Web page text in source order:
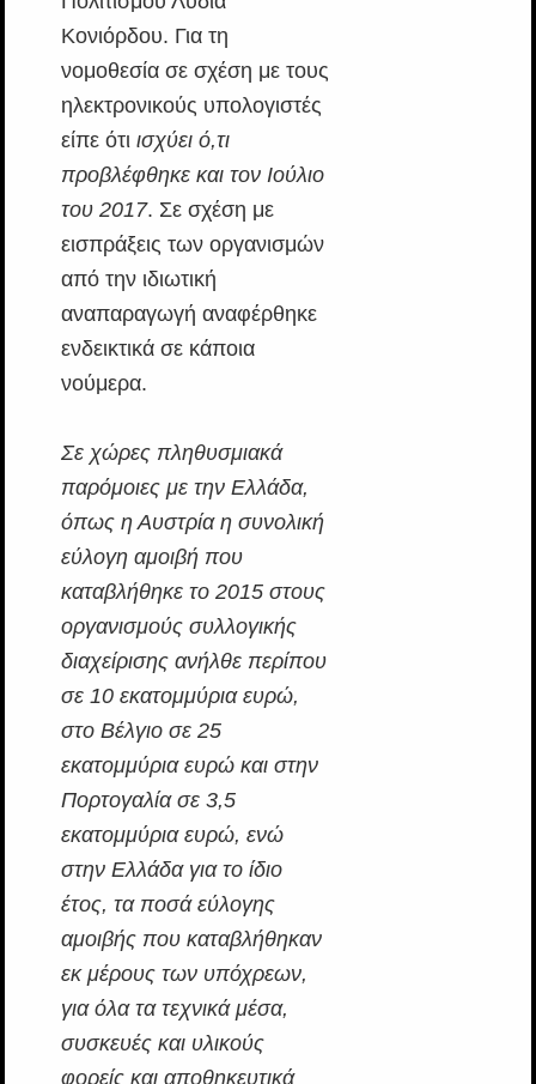
Κονιόρδου. Για τη
νομοθεσία σε σχέση με τους
ηλεκτρονικούς υπολογιστές
είπε ότι ισχύει ό,τι
προβλέφθηκε και τον Ιούλιο
του 2017. Σε σχέση με
εισπράξεις των οργανισμών
από την ιδιωτική
αναπαραγωγή αναφέρθηκε
ενδεικτικά σε κάποια
νούμερα.
Σε χώρες πληθυσμιακά
παρόμοιες με την Ελλάδα,
όπως η Αυστρία η συνολική
εύλογη αμοιβή που
καταβλήθηκε το 2015 στους
οργανισμούς συλλογικής
διαχείρισης ανήλθε περίπου
σε 10 εκατομμύρια ευρώ,
στο Βέλγιο σε 25
εκατομμύρια ευρώ και στην
Πορτογαλία σε 3,5
εκατομμύρια ευρώ, ενώ
στην Ελλάδα για το ίδιο
έτος, τα ποσά εύλογης
αμοιβής που καταβλήθηκαν
εκ μέρους των υπόχρεων,
για όλα τα τεχνικά μέσα,
συσκευές και υλικούς
φορείς και αποθηκευτικά